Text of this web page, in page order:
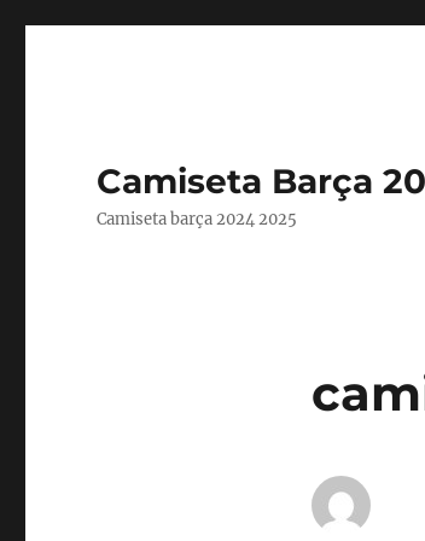
Camiseta Barça
Camiseta barça 2024 2025